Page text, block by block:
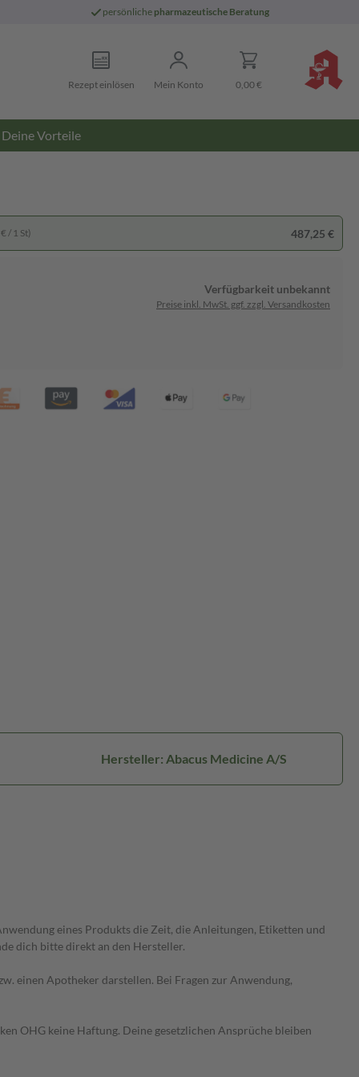
persönliche pharmazeutische Beratung
Rezept einlösen Mein Konto 0,00 €
Deine Vorteile
/ 1 St) 487,25 €
Verfügbarkeit unbekannt
Preise inkl. MwSt. ggf. zzgl. Versandkosten
Hersteller: Abacus Medicine A/S
eines Produkts die Zeit, die Anleitungen, Etiketten und
dich bitte direkt an den Hersteller.
einen Apotheker darstellen. Bei Fragen zur Anwendung,
OHG keine Haftung. Deine gesetzlichen Ansprüche bleiben